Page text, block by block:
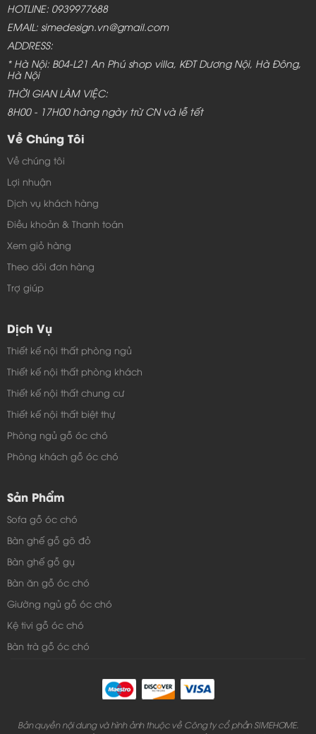
HOTLINE: 0939977688
EMAIL: simedesign.vn@gmail.com
ADDRESS:
* Hà Nội: B04-L21 An Phú shop villa, KĐT Dương Nội, Hà Đông,
Hà Nội
THỜI GIAN LÀM VIỆC:
8H00 - 17H00 hàng ngày trừ CN và lễ tết
Về Chúng Tôi
Về chúng tôi
Lợi nhuận
Dịch vụ khách hàng
Điều khoản & Thanh toán
Xem giỏ hàng
Theo dõi đơn hàng
Trợ giúp
Dịch Vụ
Thiết kế nội thất phòng ngủ
Thiết kế nội thất phòng khách
Thiết kế nội thất chung cư
Thiết kế nội thất biệt thự
Phòng ngủ gỗ óc chó
Phòng khách gỗ óc chó
Sản Phẩm
Sofa gỗ óc chó
Bàn ghế gỗ gõ đỏ
Bàn ghế gỗ gụ
Bàn ăn gỗ óc chó
Giường ngủ gỗ óc chó
Kệ tivi gỗ óc chó
Bàn trà gỗ óc chó
Bản quyền nội dung và hình ảnh thuộc về Công ty cổ phần SIMEHOME.